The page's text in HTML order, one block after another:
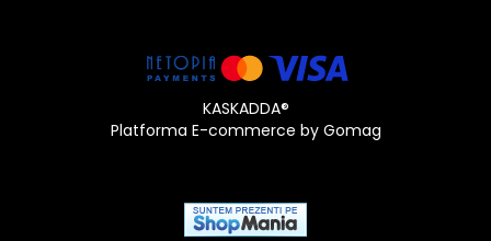
KASKADDA®
Platforma E-commerce by Gomag